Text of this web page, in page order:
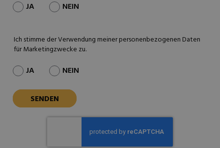
JA NEIN
Ich stimme der Verwendung meiner personenbezogenen Daten
für Marketingzwecke zu.
JA NEIN